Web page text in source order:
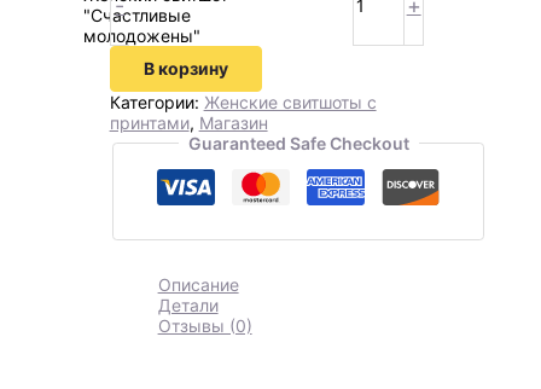
-
"Счастливые
молодожены"
+
В корзину
Категории: Женские свитшоты с
принтами, Магазин
Guaranteed Safe Checkout
Описание
Детали
Отзывы (0)